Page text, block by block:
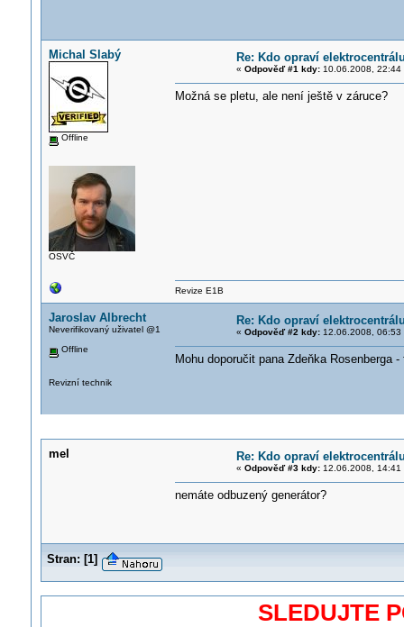
Michal Slabý
Offline
OSVČ
Re: Kdo opraví
« Odpověď #1 kdy:10.06.2008, 22:44
Možná se pletu, ale není ještě v záruce?
Revize E1B
Jaroslav Albrecht
Neverifikovaný uživatel @1
Offline
Revizní technik
Re: Kdo opraví
« Odpověď #2 kdy:12.06.2008, 06:53
Mohu doporučit pana Zdeňka Rosenberga
mel Re: Kdo opraví
« Odpověď #3 kdy:12.06.2008, 14:41
nemáte odbuzený generátor?
Stran: [1]
SLEDUJTE